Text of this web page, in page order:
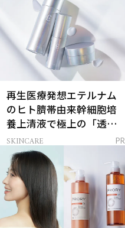
再生医療発想エテルナム
のヒト臍帯由来幹細胞培
養上清液で極上の「透明
感ハリ肌」へ
SKINCARE PR